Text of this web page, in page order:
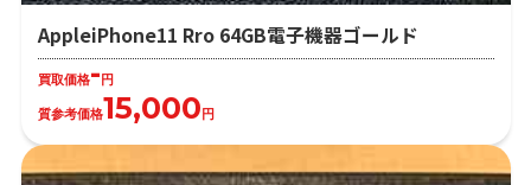
AppleiPhone11 Rro 64GB電子機器ゴールド
買取価格- 円
質参考価格15,000 円